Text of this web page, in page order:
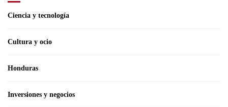
Ciencia y tecnología
Cultura y ocio
Honduras
Inversiones y negocios